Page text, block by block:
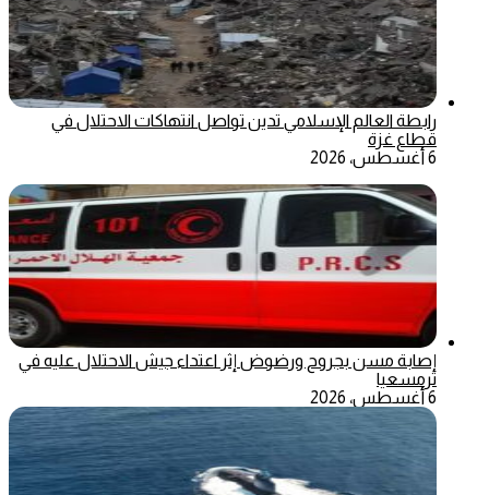
رابطة العالم الإسلامي تدين تواصل انتهاكات الاحتلال في
قطاع غزة
6 أغسطس، 2026
إصابة مسن بجروح ورضوض إثر اعتداء جيش الاحتلال عليه في
ترمسعيا
6 أغسطس، 2026